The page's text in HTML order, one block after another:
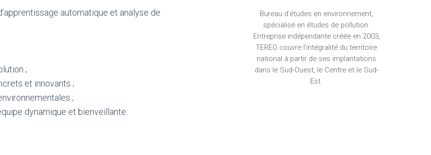
automatique et analyse de
;
et innovants ;
;
dynamique et bienveillante.
Bureau d’études en environnement,
spécialisé en études de pollution.
Entreprise indépendante créée en 2003,
TEREO couvre l’intégralité du territoire
national à partir de ses implantations
dans le Sud-Ouest, le Centre et le Sud-
Est.